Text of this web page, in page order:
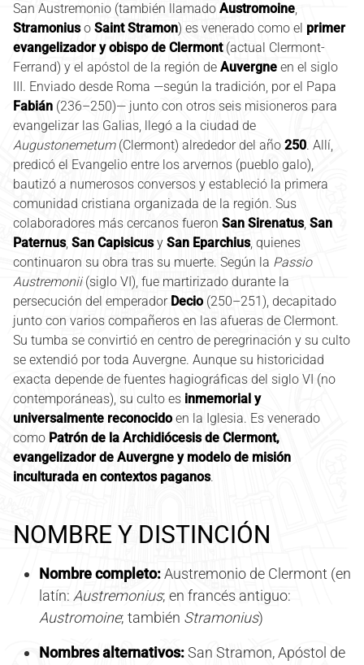
San Austremonio (también llamado Austromoine,
Stramoniuso Saint Stramon) es venerado como el primer
evangelizador y obispo de Clermont(actual Clermont-
Ferrand) y el apóstol de la región de Auvergne en el siglo
III. Enviado desde Roma —según la tradición, por el Papa
Fabián (236–250)— junto con otros seis misioneros para
evangelizar las Galias, llegó a la ciudad de
Augustonemetum(Clermont) alrededor del año 250. Allí,
predicó el Evangelio entre los arvernos (pueblo galo),
bautizó a numerosos conversos y estableció la primera
comunidad cristiana organizada de la región. Sus
colaboradores más cercanos fueron San Sirenatus, San
Paternus, San Capisicusy San Eparchius, quienes
continuaron su obra tras su muerte. Según la Passio
Austremonii(siglo VI), fue martirizado durante la
persecución del emperador Decio(250–251), decapitado
junto con varios compañeros en las afueras de Clermont.
Su tumba se convirtió en centro de peregrinación y su culto
se extendió por toda Auvergne. Aunque su historicidad
exacta depende de fuentes hagiográficas del siglo VI (no
contemporáneas), su culto es inmemorial y
universalmente reconocidoen la Iglesia. Es venerado
como Patrón de la Archidiócesis de Clermont,
evangelizador de Auvergne y modelo de misión
inculturada en contextos paganos.
NOMBRE Y DISTINCIÓN
Nombre completo:Austremonio de Clermont (en
latín: Austremonius; en francés antiguo:
Austromoine; también Stramonius)
Nombres alternativos:San Stramon, Apóstol de